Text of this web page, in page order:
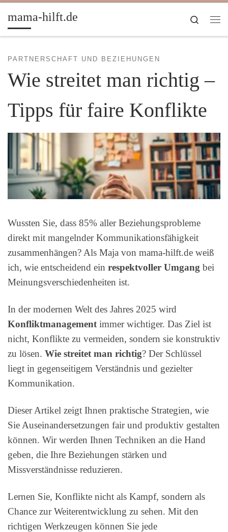
Zum Inhalt springen
mama-hilft.de
Search
PARTNERSCHAFT UND BEZIEHUNGEN
Wie streitet man richtig –
Tipps für faire Konflikte
Wussten Sie, dass 85% aller Beziehungsprobleme
direkt mit mangelnder Kommunikationsfähigkeit
zusammenhängen? Als Maja von mama-hilft.de weiß
ich, wie entscheidend ein respektvoller Umgang bei
Meinungsverschiedenheiten ist.
In der modernen Welt des Jahres 2025 wird
Konfliktmanagement immer wichtiger. Das Ziel ist
nicht, Konflikte zu vermeiden, sondern sie konstruktiv
zu lösen. Wie streitet man richtig? Der Schlüssel
liegt in gegenseitigem Verständnis und gezielter
Kommunikation.
Dieser Artikel zeigt Ihnen praktische Strategien, wie
Sie Auseinandersetzungen fair und produktiv gestalten
können. Wir werden Ihnen Techniken an die Hand
geben, die Ihre Beziehungen stärken und
Missverständnisse reduzieren.
Lernen Sie, Konflikte nicht als Kampf, sondern als
Chance zur Weiterentwicklung zu sehen. Mit den
richtigen Werkzeugen können Sie jede